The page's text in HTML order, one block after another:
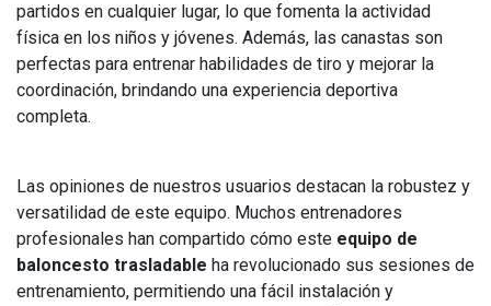
partidos en cualquier lugar, lo que fomenta la actividad
física en los niños y jóvenes. Además, las canastas son
perfectas para entrenar habilidades de tiro y mejorar la
coordinación, brindando una experiencia deportiva
completa.
Las opiniones de nuestros usuarios destacan la robustez y
versatilidad de este equipo. Muchos entrenadores
profesionales han compartido cómo este equipo de
baloncesto trasladable ha revolucionado sus sesiones de
entrenamiento, permitiendo una fácil instalación y